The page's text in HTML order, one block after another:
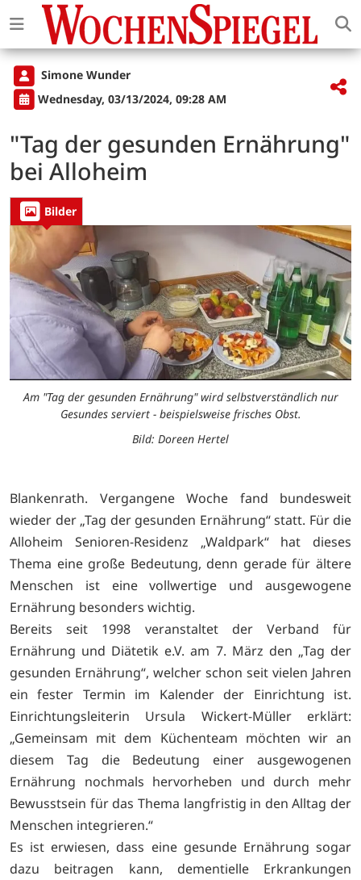
Simone Wunder
Wednesday, 03/13/2024, 09:28 AM
"Tag der gesunden Ernährung"
bei Alloheim
Bilder
Am "Tag der gesunden Ernährung" wird selbstverständlich nur
Gesundes serviert - beispielsweise frisches Obst.
Bild: Doreen Hertel
Blankenrath. Vergangene Woche fand bundesweit
wieder der „Tag der gesunden Ernährung“ statt. Für die
Alloheim Senioren-Residenz „Waldpark“ hat dieses
Thema eine große Bedeutung, denn gerade für ältere
Menschen ist eine vollwertige und ausgewogene
Ernährung besonders wichtig.
Bereits seit 1998 veranstaltet der Verband für
Ernährung und Diätetik e.V. am 7. März den „Tag der
gesunden Ernährung“, welcher schon seit vielen Jahren
ein fester Termin im Kalender der Einrichtung ist.
Einrichtungsleiterin Ursula Wickert-Müller erklärt:
„Gemeinsam mit dem Küchenteam möchten wir an
diesem Tag die Bedeutung einer ausgewogenen
Ernährung nochmals hervorheben und durch mehr
Bewusstsein für das Thema langfristig in den Alltag der
Menschen integrieren.“
Es ist erwiesen, dass eine gesunde Ernährung sogar
dazu beitragen kann, dementielle Erkrankungen